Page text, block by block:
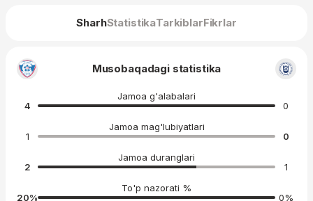
SharhStatistikaTarkiblarFikrlar
Musobaqadagi statistika
Jamoa g'alabalari
4
0
Jamoa mag'lubiyatlari
1
0
Jamoa duranglari
2
1
To'p nazorati %
20% 0%